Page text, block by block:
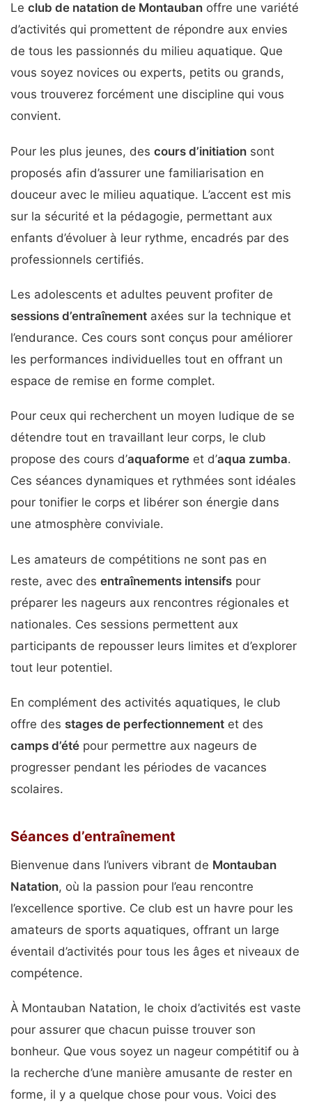
@ugo_ddrde votre présence parmi
nous au bord des bassins de la
région@Occitanie ! (2/3)
— Julien Ville (@Julien_Ville_)
November 10, 2024
Le club de natation de Montauban offre une variété
d’activités qui promettent de répondre aux envies
de tous les passionnés du milieu aquatique. Que
vous soyez novices ou experts, petits ou grands,
vous trouverez forcément une discipline qui vous
convient.
Pour les plus jeunes, des cours d’initiation sont
proposés afin d’assurer une familiarisation en
douceur avec le milieu aquatique. L’accent est mis
sur la sécurité et la pédagogie, permettant aux
enfants d’évoluer à leur rythme, encadrés par des
professionnels certifiés.
Les adolescents et adultes peuvent profiter de
sessions d’entraînement axées sur la technique et
l’endurance. Ces cours sont conçus pour améliorer
les performances individuelles tout en offrant un
espace de remise en forme complet.
Pour ceux qui recherchent un moyen ludique de se
détendre tout en travaillant leur corps, le club
propose des cours d’aquaforme et d’aqua zumba.
Ces séances dynamiques et rythmées sont idéales
pour tonifier le corps et libérer son énergie dans
une atmosphère conviviale.
Les amateurs de compétitions ne sont pas en
reste, avec des entraînements intensifs pour
préparer les nageurs aux rencontres régionales et
nationales. Ces sessions permettent aux
participants de repousser leurs limites et d’explorer
tout leur potentiel.
En complément des activités aquatiques, le club
offre des stages de perfectionnement et des
camps d’été pour permettre aux nageurs de
progresser pendant les périodes de vacances
scolaires.
Séances d’entraînement
Bienvenue dans l’univers vibrant de Montauban
Natation, où la passion pour l’eau rencontre
l’excellence sportive. Ce club est un havre pour les
amateurs de sports aquatiques, offrant un large
éventail d’activités pour tous les âges et niveaux de
compétence.
À Montauban Natation, le choix d’activités est vaste
pour assurer que chacun puisse trouver son
bonheur. Que vous soyez un nageur compétitif ou à
la recherche d’une manière amusante de rester en
forme, il y a quelque chose pour vous. Voici des